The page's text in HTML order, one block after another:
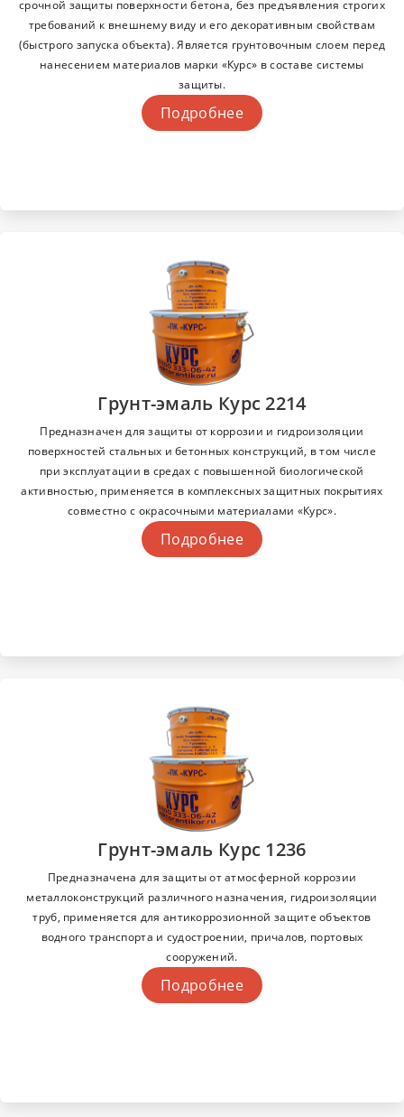
срочной защиты поверхности бетона, без предъявления строгих
требований к внешнему виду и его декоративным свойствам
(быстрого запуска объекта). Является грунтовочным слоем перед
нанесением материалов марки «Курс» в составе системы
защиты.
Подробнее
Грунт-эмаль Курс 2214
Предназначен для защиты от коррозии и гидроизоляции
поверхностей стальных и бетонных конструкций, в том числе
при эксплуатации в средах с повышенной биологической
активностью, применяется в комплексных защитных покрытиях
совместно с окрасочными материалами «Курс».
Подробнее
Грунт-эмаль Курс 1236
Предназначена для защиты от атмосферной коррозии
металлоконструкций различного назначения, гидроизоляции
труб, применяется для антикоррозионной защите объектов
водного транспорта и судостроении, причалов, портовых
сооружений.
Подробнее